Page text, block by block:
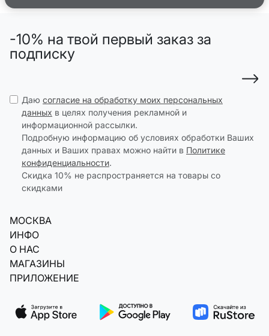
-10% на твой первый заказ за
подписку
Даю согласие на обработку моих персональных
данных в целях получения рекламной и
информационной рассылки.
Подробную информацию об условиях обработки Ваших
данных и Ваших правах можно найти в Политике
конфиденциальности.
Скидка 10% не распространяется на товары со
скидками
МОСКВА
ИНФО
О НАС
МАГАЗИНЫ
ПРИЛОЖЕНИЕ